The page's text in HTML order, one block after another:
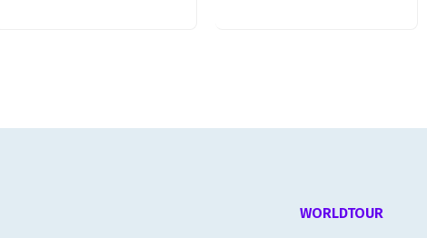
WORLDTOUR